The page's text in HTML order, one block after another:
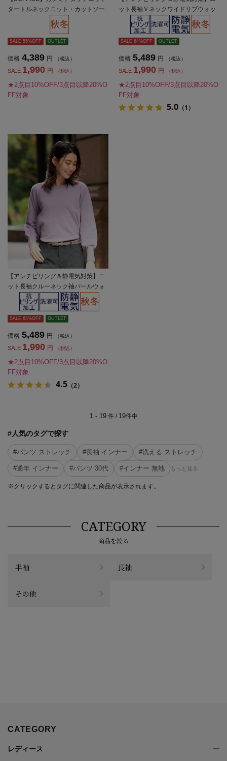
タートルネックニット・カットソー
長袖ソフィーチェ秋冬【レディー
SALE 55%OFF OUTLET
価格 4,389 円 （税込）
SALE 1,990 円 （税込）
★2点目10%OFF/3点目以降20%O
FF対象
ット長袖Ｖネックワイドリブウォッ
シャブル無地SOFFICE秋冬【レディ
ース】
SALE 64%OFF OUTLET
価格 5,489 円 （税込）
SALE 1,990 円 （税込）
★2点目10%OFF/3点目以降20%O
FF対象
5.0 （1）
【アンチピリング＆静電気対策】ニ
ット長袖クルーネック袖パールウォ
ッシャブル無地SOFFICE秋冬【レデ
ィース】
SALE 64%OFF OUTLET
価格 5,489 円 （税込）
SALE 1,990 円 （税込）
★2点目10%OFF/3点目以降20%O
FF対象
4.5 （2）
1 - 19件 / 19件中
#人気のタグで探す
#パンツ ストレッチ #長袖 インナー #洗える ストレッチ
#通年 インナー #パンツ 30代 #インナー 無地 もっと見る
※クリックするとタグに関連した商品が表示されます。
CATEGORY
商品を絞る
半袖 長袖
その他
CATEGORY
レディース